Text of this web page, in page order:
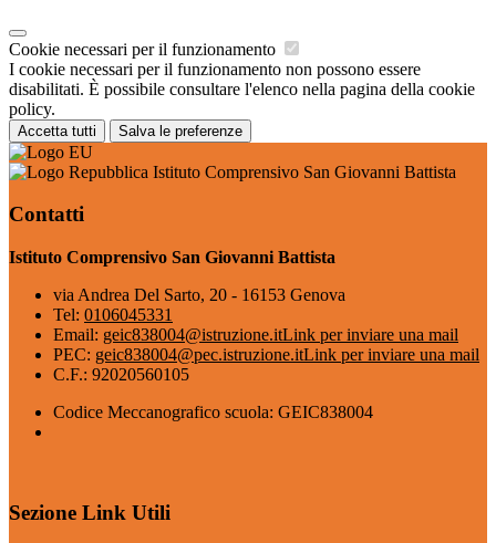
Cookie necessari per il funzionamento
I cookie necessari per il funzionamento non possono essere
disabilitati. È possibile consultare l'elenco nella pagina della cookie
policy.
Accetta tutti Salva le preferenze
Istituto Comprensivo San Giovanni Battista
Contatti
Istituto Comprensivo San Giovanni Battista
via Andrea Del Sarto, 20 - 16153 Genova
Tel: 0106045331
Email: geic838004@istruzione.itLink per inviare una mail
PEC: geic838004@pec.istruzione.itLink per inviare una mail
C.F.: 92020560105
Codice Meccanografico scuola: GEIC838004
Sezione Link Utili